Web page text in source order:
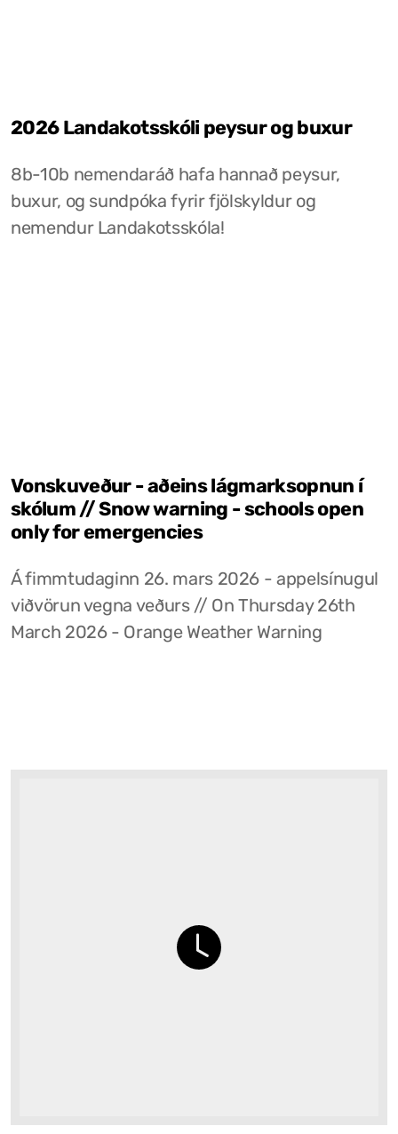
2026 Landakotsskóli peysur og buxur
8b-10b nemendaráð hafa hannað peysur,
buxur, og sundpóka fyrir fjölskyldur og
nemendur Landakotsskóla!
Vonskuveður - aðeins lágmarksopnun í
skólum // Snow warning - schools open
only for emergencies
Á fimmtudaginn 26. mars 2026 - appelsínugul
viðvörun vegna veðurs // On Thursday 26th
March 2026 - Orange Weather Warning